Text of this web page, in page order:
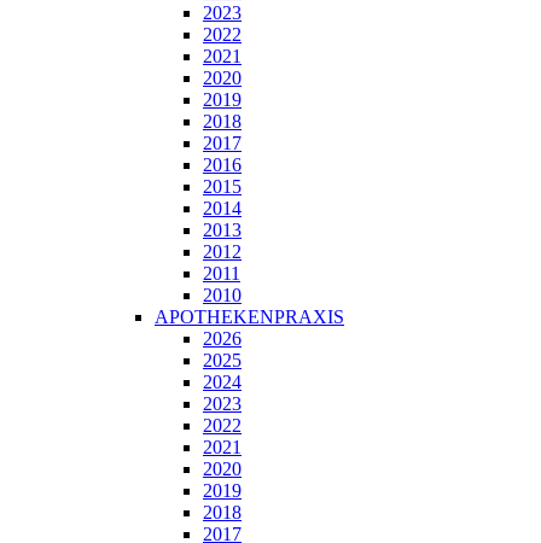
2023
2022
2021
2020
2019
2018
2017
2016
2015
2014
2013
2012
2011
2010
APOTHEKENPRAXIS
2026
2025
2024
2023
2022
2021
2020
2019
2018
2017